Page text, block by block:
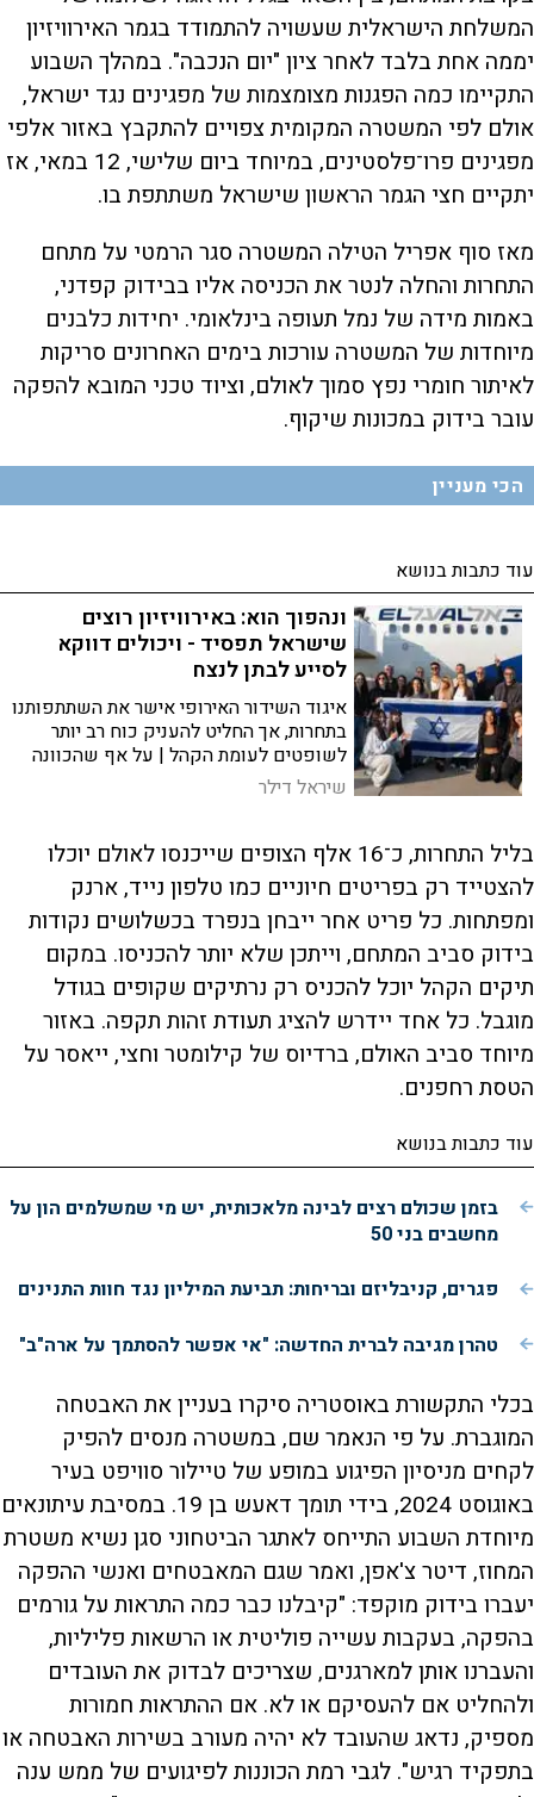
המשלחת הישראלית שעשויה להתמודד בגמר האירוויזיון
יממה אחת בלבד לאחר ציון "יום הנכבה". במהלך השבוע
התקיימו כמה הפגנות מצומצמות של מפגינים נגד ישראל,
אולם לפי המשטרה המקומית צפויים להתקבץ באזור אלפי
מפגינים פרו־פלסטינים, במיוחד ביום שלישי, 12 במאי, אז
יתקיים חצי הגמר הראשון שישראל משתתפת בו.
מאז סוף אפריל הטילה המשטרה סגר הרמטי על מתחם
התחרות והחלה לנטר את הכניסה אליו בבידוק קפדני,
באמות מידה של נמל תעופה בינלאומי. יחידות כלבנים
מיוחדות של המשטרה עורכות בימים האחרונים סריקות
לאיתור חומרי נפץ סמוך לאולם, וציוד טכני המובא להפקה
עובר בידוק במכונות שיקוף.
הכי מעניין
עוד כתבות בנושא
ונהפוך הוא: באירוויזיון רוצים
שישראל תפסיד - ויכולים דווקא
לסייע לבתן לנצח
איגוד השידור האירופי אישר את השתתפותנו
בתחרות, אך החליט להעניק כוח רב יותר
לשופטים לעומת הקהל | על אף שהכוונה
הנסתרת היא לצמצם את כוח יהודי התפוצות,
ייתכן שזה יוביל לאפקט בומרנג
שיראל דילר
בליל התחרות, כ־16 אלף הצופים שייכנסו לאולם יוכלו
להצטייד רק בפריטים חיוניים כמו טלפון נייד, ארנק
ומפתחות. כל פריט אחר ייבחן בנפרד בכשלושים נקודות
בידוק סביב המתחם, וייתכן שלא יותר להכניסו. במקום
תיקים הקהל יוכל להכניס רק נרתיקים שקופים בגודל
מוגבל. כל אחד יידרש להציג תעודת זהות תקפה. באזור
מיוחד סביב האולם, ברדיוס של קילומטר וחצי, ייאסר על
הטסת רחפנים.
עוד כתבות בנושא
בזמן שכולם רצים לבינה מלאכותית, יש מי שמשלמים הון על
מחשבים בני 50
פגרים, קניבליזם ובריחות: תביעת המיליון נגד חוות התנינים
טהרן מגיבה לברית החדשה: "אי אפשר להסתמך על ארה"ב"
בכלי התקשורת באוסטריה סיקרו בעניין את האבטחה
המוגברת. על פי הנאמר שם, במשטרה מנסים להפיק
לקחים מניסיון הפיגוע במופע של טיילור סוויפט בעיר
באוגוסט 2024, בידי תומך דאעש בן 19. במסיבת עיתונאים
מיוחדת השבוע התייחס לאתגר הביטחוני סגן נשיא משטרת
המחוז, דיטר צ'אפן, ואמר שגם המאבטחים ואנשי ההפקה
יעברו בידוק מוקפד: "קיבלנו כבר כמה התראות על גורמים
בהפקה, בעקבות עשייה פוליטית או הרשאות פליליות,
והעברנו אותן למארגנים, שצריכים לבדוק את העובדים
ולהחליט אם להעסיקם או לא. אם ההתראות חמורות
מספיק, נדאג שהעובד לא יהיה מעורב בשירות האבטחה או
בתפקיד רגיש". לגבי רמת הכוננות לפיגועים של ממש ענה